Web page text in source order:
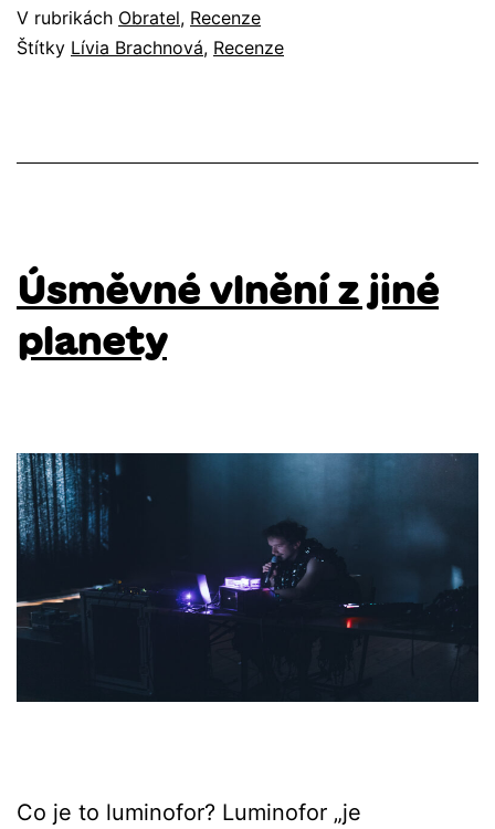
V rubrikách Obratel, Recenze
Štítky Lívia Brachnová, Recenze
Úsměvné vlnění z jiné
planety
Co je to luminofor? Luminofor „je